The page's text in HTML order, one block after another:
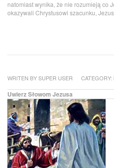
natomiast wynika, że nie rozumieją co
okazywali Chrystusowi szacunku,
WRITEN BY SUPER USER CATEGORY:
Uwierz Słowom Jezusa